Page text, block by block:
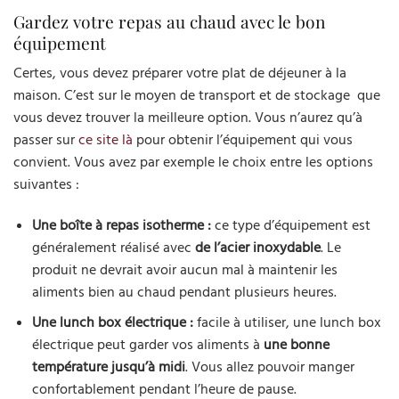
Gardez votre repas au chaud avec le bon
équipement
Certes, vous devez préparer votre plat de déjeuner à la
maison. C’est sur le moyen de transport et de stockage que
vous devez trouver la meilleure option. Vous n’aurez qu’à
passer surce site là pour obtenir l’équipement qui vous
convient. Vous avez par exemple le choix entre les options
suivantes :
Une boîte à repas isotherme :ce type d’équipement est
généralement réalisé avec de l’acier inoxydable. Le
produit ne devrait avoir aucun mal à maintenir les
aliments bien au chaud pendant plusieurs heures.
Une lunch box électrique :facile à utiliser, une lunch box
électrique peut garder vos aliments à une bonne
température jusqu’à midi. Vous allez pouvoir manger
confortablement pendant l’heure de pause.